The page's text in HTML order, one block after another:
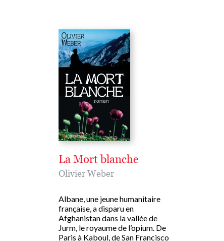
La Mort blanche
Olivier Weber
Albane, une jeune humanitaire
française, a disparu en
Afghanistan dans la vallée de
Jurm, le royaume de l’opium. De
Paris à Kaboul, de San Francisco